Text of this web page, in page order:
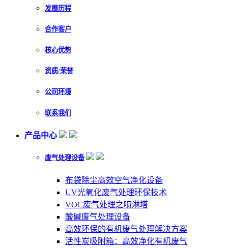
发展历程
合作客户
核心优势
资质/荣誉
公司环境
联系我们
产品中心
废气处理设备
布袋除尘高效空气净化设备
UV光氧化废气处理环保技术
VOC废气处理之喷淋塔
酸碱废气处理设备
高效环保的有机废气处理解决方案
活性炭吸附箱：高效净化有机废气